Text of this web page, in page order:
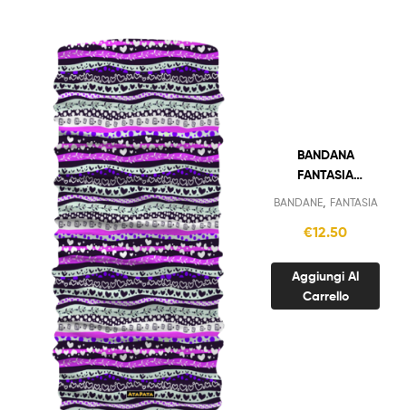
BANDANA
FANTASIA
STRISCE E
BANDANE, FANTASIA
€12.50
Aggiungi Al
Carrello